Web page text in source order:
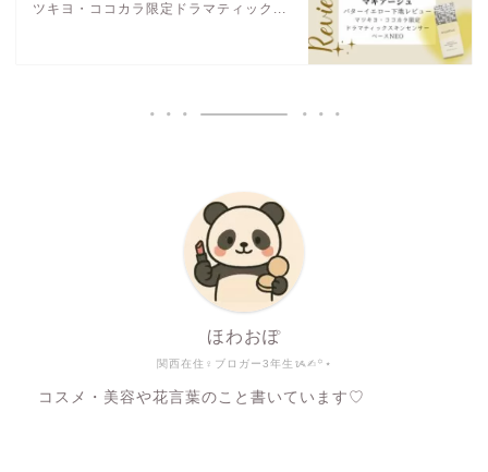
ツキヨ・ココカラ限定ドラマティック...
関西在住♀ブロガー3年生ᝰ✍︎꙳⋆
ほわおぽ
コスメ・美容や花言葉のこと書いています♡